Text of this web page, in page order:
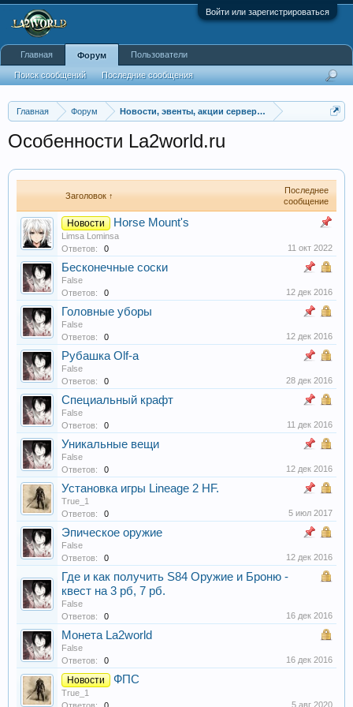
Войти или зарегистрироваться
Главная Форум Новости, эвенты, акции серверов La2world.ru
Особенности La2world.ru
Заголовок ↑
Последнее
сообщение
Новости Horse Mount's
Limsa Lominsa
Ответов:
0 11 окт 2022
Бесконечные соски
False
Ответов:
0 12 дек 2016
Головные уборы
False
Ответов:
0 12 дек 2016
Рубашка Olf-a
False
Ответов:
0 28 дек 2016
Специальный крафт
False
Ответов:
0 11 дек 2016
Уникальные вещи
False
Ответов:
0 12 дек 2016
Установка игры Lineage 2 HF.
True_1
Ответов:
0 5 июл 2017
Эпическое оружие
False
Ответов:
0 12 дек 2016
Где и как получить S84 Оружие и Броню -
квест на 3 рб, 7 рб.
False
Ответов:
0 16 дек 2016
Монета La2world
False
Ответов:
0 16 дек 2016
Новости ФПС
True_1
5 авг 2020
Главная Форум
Поиск сообщений Последние сообщения
Пользователи